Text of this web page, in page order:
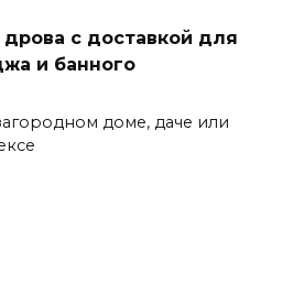
дрова с доставкой для
и банного
доме, даче или